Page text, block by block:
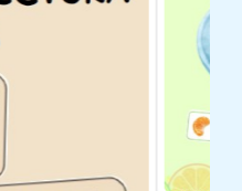
complet
important sobre
positiu
t’inspiraran
planificació: Adapta